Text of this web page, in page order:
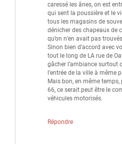
caressé les ânes, on est
qui sent la poussière et le
tous les magasins de
dénicher des chapeaux de
qu’on n’en avait pas
Sinon bien d’accord avec
tout le long de LA rue de
gâcher l’ambiance surtout
l’entrée de la ville à même
Mais bon, en même
66, ce serait peut être le
véhicules motorisés.
Répondre